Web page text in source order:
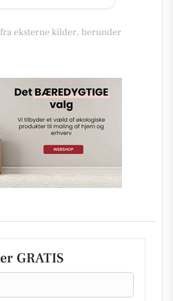
eksterne kilder, herunder
GRATIS